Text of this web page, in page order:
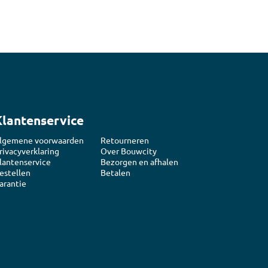
voorwaarden
Retourneren
Over Bouwcity
Bezorgen en afhalen
Betalen